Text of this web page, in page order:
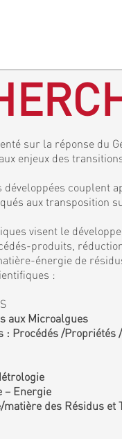
sur la réponse du
enjeux des
couplent
aux transposition
visent le
produits,
énergie de
:
aux Microalgues
: Procédés /Propriétés
– Energie
des Résidus